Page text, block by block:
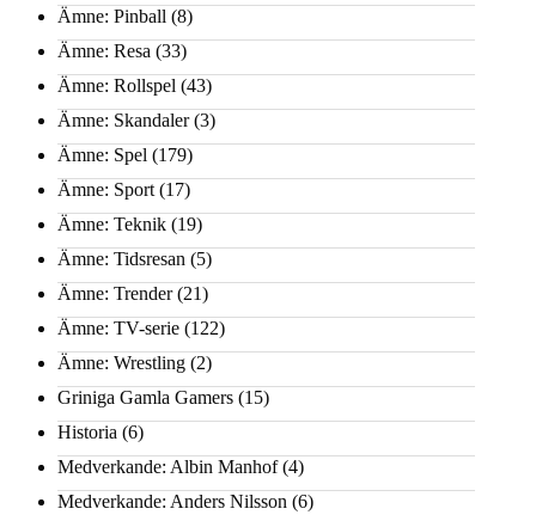
Ämne: Pinball (8)
Ämne: Resa (33)
Ämne: Rollspel (43)
Ämne: Skandaler(3)
Ämne: Spel (179)
Ämne: Sport (17)
Ämne: Teknik (19)
Ämne: Tidsresan (5)
Ämne: Trender(21)
Ämne: TV-serie (122)
Ämne: Wrestling (2)
Griniga Gamla Gamers (15)
Historia (6)
Medverkande: Albin Manhof(4)
Medverkande: Anders Nilsson (6)